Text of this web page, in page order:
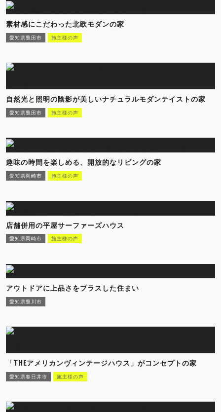
素材感にこだわった北欧モダンの家
愛知県豊田市 施主様の声
自然光と照明の陰影が美しいナチュラルモダンテイストの家
愛知県豊田市 施主様の声
趣味の時間を楽しめる、開放的なリビングの家
愛知県岡崎市 施主様の声
店舗併用の平屋サーファーズハウス
愛知県岡崎市 施主様の声
アウトドアに上品さをプラスした住まい
愛知県豊川市
「THEアメリカンヴィンテージハウス」がコンセプトの家
愛知県春日井市 施主様の声